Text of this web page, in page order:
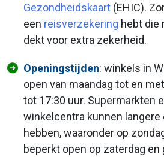
Gezondheidskaart (EHIC).
een reisverzekering hebt die
dekt voor extra zekerheid.
Openingstijden: winkels in
open van maandag tot en
tot 17:30 uur. Supermarkten
winkelcentra kunnen
hebben, waaronder op
beperkt open op zaterdag